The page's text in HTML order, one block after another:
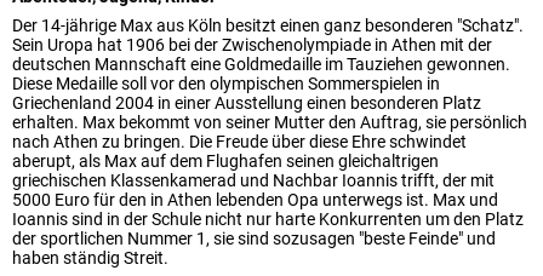
Der 14-jährige Max aus Köln besitzt einen ganz besonderen "Schatz".
Sein Uropa hat 1906 bei der Zwischenolympiade in Athen mit der
deutschen Mannschaft eine Goldmedaille im Tauziehen gewonnen.
Diese Medaille soll vor den olympischen Sommerspielen in
Griechenland 2004 in einer Ausstellung einen besonderen Platz
erhalten. Max bekommt von seiner Mutter den Auftrag, sie persönlich
nach Athen zu bringen. Die Freude über diese Ehre schwindet
aberupt, als Max auf dem Flughafen seinen gleichaltrigen
griechischen Klassenkamerad und Nachbar Ioannis trifft, der mit
5000 Euro für den in Athen lebenden Opa unterwegs ist. Max und
Ioannis sind in der Schule nicht nur harte Konkurrenten um den Platz
der sportlichen Nummer 1, sie sind sozusagen "beste Feinde" und
haben ständig Streit.